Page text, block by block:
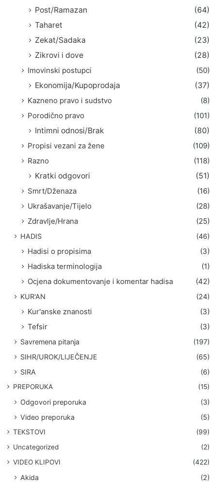
Post/Ramazan
(64)
Taharet
(42)
Zekat/Sadaka
(23)
Zikrovi i dove
(28)
Imovinski postupci
(50)
Ekonomija/Kupoprodaja
(37)
Kazneno pravo i sudstvo
(8)
Porodično pravo
(101)
Intimni odnosi/Brak
(80)
Propisi vezani za žene
(109)
Razno
(118)
Kratki odgovori
(51)
Smrt/Dženaza
(16)
Ukrašavanje/Tijelo
(28)
Zdravlje/Hrana
(25)
HADIS (46)
Hadisi o propisima
(3)
Hadiska terminologija
(1)
Ocjena dokumentovanje i komentar hadisa
(42)
KUR'AN (24)
Kur'anske znanosti
(3)
Tefsir
(3)
Savremena pitanja
(197)
SIHR/UROK/LIJEČENJE
(65)
SIRA
(6)
PREPORUKA (15)
Odgovori preporuka
(3)
Video preporuka
(5)
TEKSTOVI
(99)
Uncategorized
(2)
VIDEO KLIPOVI
(422)
Akida
(2)